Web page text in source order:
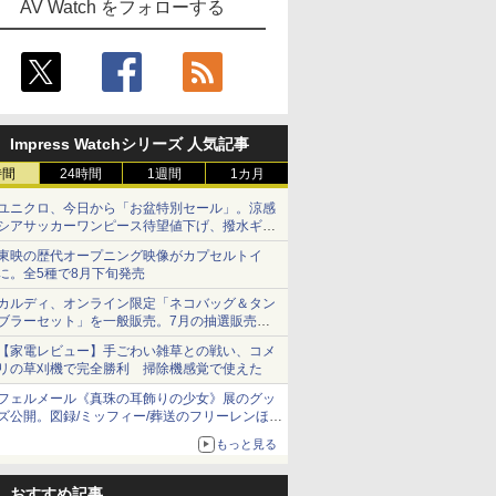
AV Watch をフォローする
Impress Watchシリーズ 人気記事
24時間 1週間 1カ月
ニクロ、今日から「お盆特別セール」。涼感
アサッカーワンピース待望値下げ、撥水ギア
ョーツは1990円に
映の歴代オープニング映像がカプセルトイ
。全5種で8月下旬発売
ルディ、オンライン限定「ネコバッグ＆タン
ラーセット」を一般販売。7月の抽選販売の
選無効分
家電レビュー】手ごわい雑草との戦い、コメ
の草刈機で完全勝利 掃除機感覚で使えた
ェルメール《真珠の耳飾りの少女》展のグッ
公開。図録/ミッフィー/葬送のフリーレンほ
もっと見る